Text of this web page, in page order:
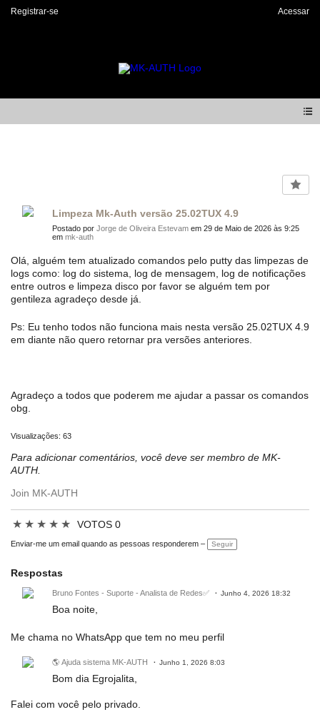
Registrar-se Acessar
Limpeza Mk-Auth versão 25.02TUX 4.9
Postado por Jorge de Oliveira Estevam em 29 de Maio de 2026 às 9:25
em mk-auth
Olá, alguém tem atualizado comandos pelo putty das limpezas de
logs como: log do sistema, log de mensagem, log de notificações
entre outros e limpeza disco por favor se alguém tem por
gentileza agradeço desde já.
Ps: Eu tenho todos não funciona mais nesta versão 25.02TUX 4.9
em diante não quero retornar pra versões anteriores.
Agradeço a todos que poderem me ajudar a passar os comandos
obg.
Visualizações: 63
Para adicionar comentários, você deve ser membro de MK-
AUTH.
Join MK-AUTH
★ ★ ★ ★ ★ VOTOS 0
Enviar-me um email quando as pessoas responderem – Seguir
Respostas
Bruno Fontes - Suporte - Analista de Redes✅ Junho 4, 2026 18:32
Boa noite,
Me chama no WhatsApp que tem no meu perfil
🌎 Ajuda sistema MK-AUTH Junho 1, 2026 8:03
Bom dia Egrojalita,
Falei com você pelo privado.